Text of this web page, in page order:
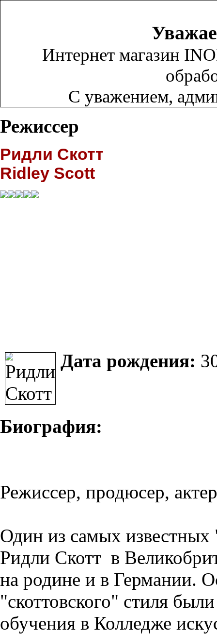
Интернет магазин
С уважением,
Режиссер
Ридли Скотт
Ridley Scott
Дата рождения:
Биография:
Режиссер, продюсер,
Один из самых известных
Ридли Скотт в
на родине и в Германии.
"скоттовского" стиля
обучения в Колледже